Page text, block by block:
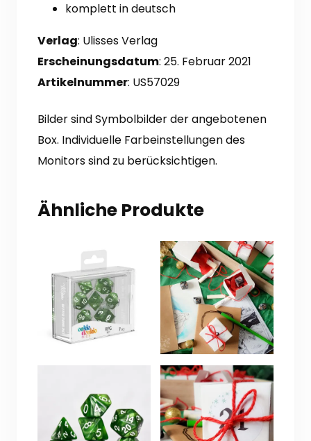
komplett in deutsch
Verlag: Ulisses Verlag
Erscheinungsdatum: 25. Februar 2021
Artikelnummer: US57029
Bilder sind Symbolbilder der angebotenen
Box. Individuelle Farbeinstellungen des
Monitors sind zu berücksichtigen.
Ähnliche Produkte